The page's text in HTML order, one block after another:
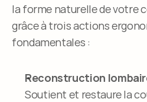
la forme naturelle de votre
grâce à trois actions
fondamentales :
Reconstruction
Soutient et restaure la